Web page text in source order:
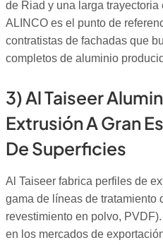
de Riad y una larga trayectoria
ALINCO es el punto de
contratistas de fachadas que
completos de aluminio
3) Al Taiseer
Extrusión A Gran
De Superficies
Al Taiseer fabrica perfiles de
gama de líneas de tratamiento
revestimiento en polvo,
en los mercados de